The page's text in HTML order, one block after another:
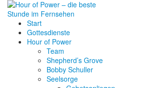
Start
Gottesdienste
Hour of Power
Team
Shepherd’s Grove
Bobby Schuller
Seelsorge